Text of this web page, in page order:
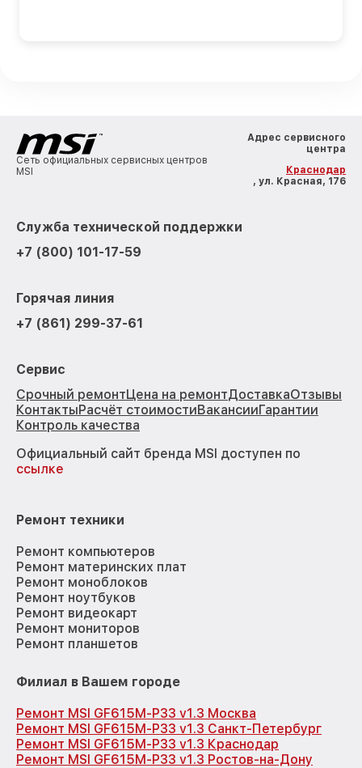
Сеть официальных сервисных центров
MSI
Адрес сервисного
центра
Краснодар
, ул. Красная, 176
Служба технической поддержки
+7 (800) 101-17-59
Горячая линия
+7 (861) 299-37-61
Сервис
Срочный ремонтЦена на ремонтДоставкаОтзывы
КонтактыРасчёт стоимостиВакансииГарантии
Контроль качества
Официальный сайт бренда MSI доступен по
ссылке
Ремонт техники
Ремонт компьютеров
Ремонт материнских плат
Ремонт моноблоков
Ремонт ноутбуков
Ремонт видеокарт
Ремонт мониторов
Ремонт планшетов
Филиал в Вашем городе
Ремонт MSI GF615M-P33 v1.3 Москва
Ремонт MSI GF615M-P33 v1.3 Санкт-Петербург
Ремонт MSI GF615M-P33 v1.3 Краснодар
Ремонт MSI GF615M-P33 v1.3 Ростов-на-Дону